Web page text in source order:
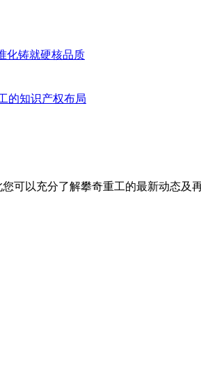
化铸就硬核品质
的知识产权布局
您可以充分了解攀奇重工的最新动态及